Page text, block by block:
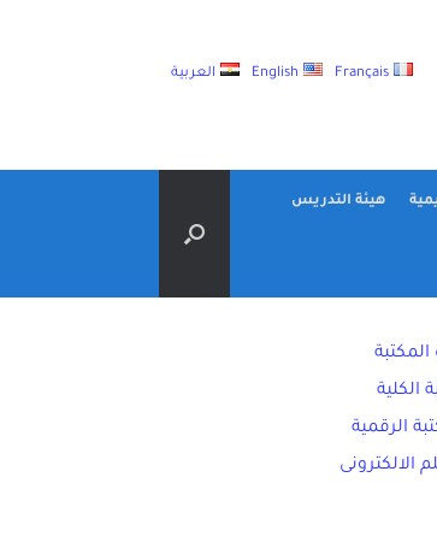
العربية English Français
هيئة التدريس
المكتبة
الكلية
الرقمية
الالكترونى